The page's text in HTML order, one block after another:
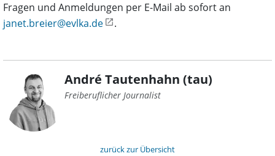
Fragen und Anmeldungen per E-Mail ab sofort an
janet.breier@evlka.de
.
André Tautenhahn (tau)
Freiberuflicher Journalist
zurück zur Übersicht